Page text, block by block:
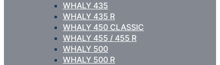
WHALY 435
WHALY 435 R
WHALY 450 CLASSIC
WHALY 455 / 455 R
WHALY 500
WHALY 500 R